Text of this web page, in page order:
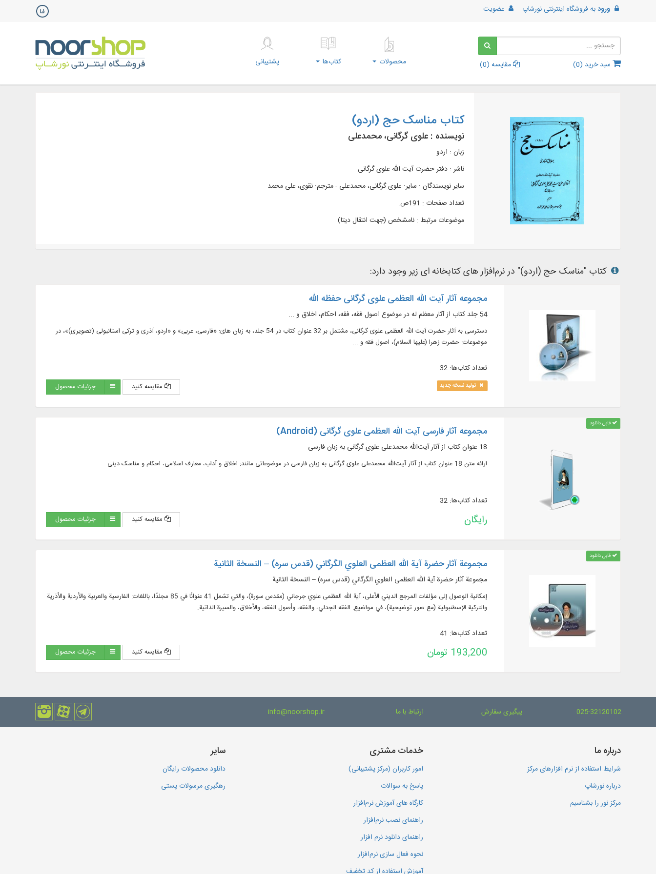
ورودبه فروشگاه اینترنتی نورشاپ عضویت
سبد خرید (0
) مقایسه (0
) محصولات کتاب‌ها پشتیبانی
کتاب مناسک حج (اردو)
نویسنده : علوی گرگانی، محمدعلی
زبان : اردو
ناشر : دفتر حضرت آیت الله علوی گرگانی
سایر نویسندگان : سایر: علوی گرگانی، محمدعلی - مترجم: نقوی، علی محمد
تعداد صفحات : 191ص.
موضوعات مرتبط : نامشخص (جهت انتقال دیتا)
کتاب "مناسک حج (اردو)" در نرم‌افزار های کتابخانه ای زیر وجود دارد:
مجموعه آثار آیت الله العظمی علوی گرگانی حفظه الله
54 جلد کتاب از آثار معظم له در موضوع اصول فقه، فقه، احکام، اخلاق و ...
دسترسی به آثار حضرت آیت الله العظمی علوی گرگانی، مشتمل بر 32 عنوان کتاب در 54 جلد، به زبان های: «فارسی، عربی» و «اردو، آذری و ترکی استانبولی (تصویری)»، در
موضوعات: حضرت زهرا (عليها السلام)، اصول فقه و ...
تعداد کتاب‌ها: 32
تولید نسخه جدید مقایسه کنید جزئیات محصول
قابل دانلود
مجموعه آثار فارسی آیت الله العظمی علوی گرگانی (Android)
18 عنوان کتاب از آثار آیت‌الله محمدعلی علوی گرگانی به زبان فارسی
ارائه متن 18 عنوان کتاب از آثار آیت‌الله محمدعلی علوی گرگانی به زبان فارسی در موضوعاتی مانند: اخلاق و آداب، معارف اسلامی، احکام و مناسک دینی
تعداد کتاب‌ها: 32
رایگان مقایسه کنید جزئیات محصول
قابل دانلود
مجموعة آثار حضرة آية الله العظمى العلوي الگرگاني (قدس سره) – النسخة الثانية
مجموعة آثار حضرة آية الله العظمى العلوي الگرگاني (قدس سره) – النسخة الثانية
إمكانية الوصول إلى مؤلفات المرجع الديني الأعلى، آية الله العظمى علوي جرجاني (مقدس سورة)، والتي تشمل 41 عنوانًا في 85 مجلدًا، باللغات: الفارسية والعربية والأردية والأذرية
والتركية الإسطنبولية (مع صور توضيحية)، في مواضيع: الفقه الجدلي، والفقه، وأصول الفقه، والأخلاق، والسيرة الذاتية.
تعداد کتاب‌ها: 41
193,200 تومان مقایسه کنید جزئیات محصول
025-32120102 پیگیری سفارش ارتباط با ما info@noorshop.ir
درباره ما
شرایط استفاده از نرم افزارهای مرکز
درباره نورشاپ
مرکز نور را بشناسیم
خدمات مشتری
امور کاربران (مرکز پشتیبانی)
پاسخ به سوالات
کارگاه های آموزش نرم‌افزار
راهنمای نصب نرم‌افزار
راهنمای دانلود نرم افزار
نحوه فعال سازی نرم‌افزار
آموزش استفاده از کد تخفیف
سایر
دانلود محصولات رایگان
رهگیری مرسولات پستی